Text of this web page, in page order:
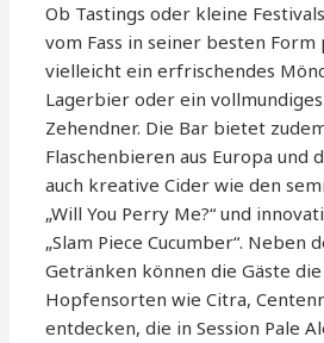
Ob Tastings oder kleine
vom Fass in seiner besten
vielleicht ein erfrischendes
Lagerbier oder ein
Zehendner. Die Bar bietet
Flaschenbieren aus Europa und
auch kreative Cider wie den
„Will You Perry Me?“ und
„Slam Piece Cucumber“. Neben
Getränken können die Gäste
Hopfensorten wie Citra,
entdecken, die in Session Pale